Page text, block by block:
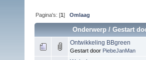
Pagina's: [1]Omlaag
Onderwerp /Gestart
Ontwikkeling BBgreen
Gestart door PiebeJanMan